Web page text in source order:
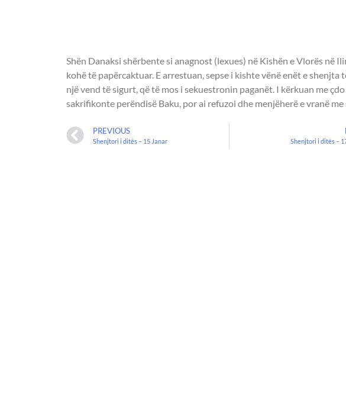
Shën Danaksi shërbente si anagnost (lexues) në Kishën e Vlorës në
kohë të papërcaktuar. E arrestuan, sepse i kishte vënë enët e shenjta
një vend të sigurt, që të mos i sekuestronin paganët. I kërkuan me çdo
sakrifikonte perëndisë Baku, por ai refuzoi dhe menjëherë e vranë me
PREVIOUS
Shenjtori i ditës – 15 Janar Shenjtori i ditës –